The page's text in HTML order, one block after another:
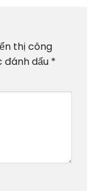
thị công
dấu *